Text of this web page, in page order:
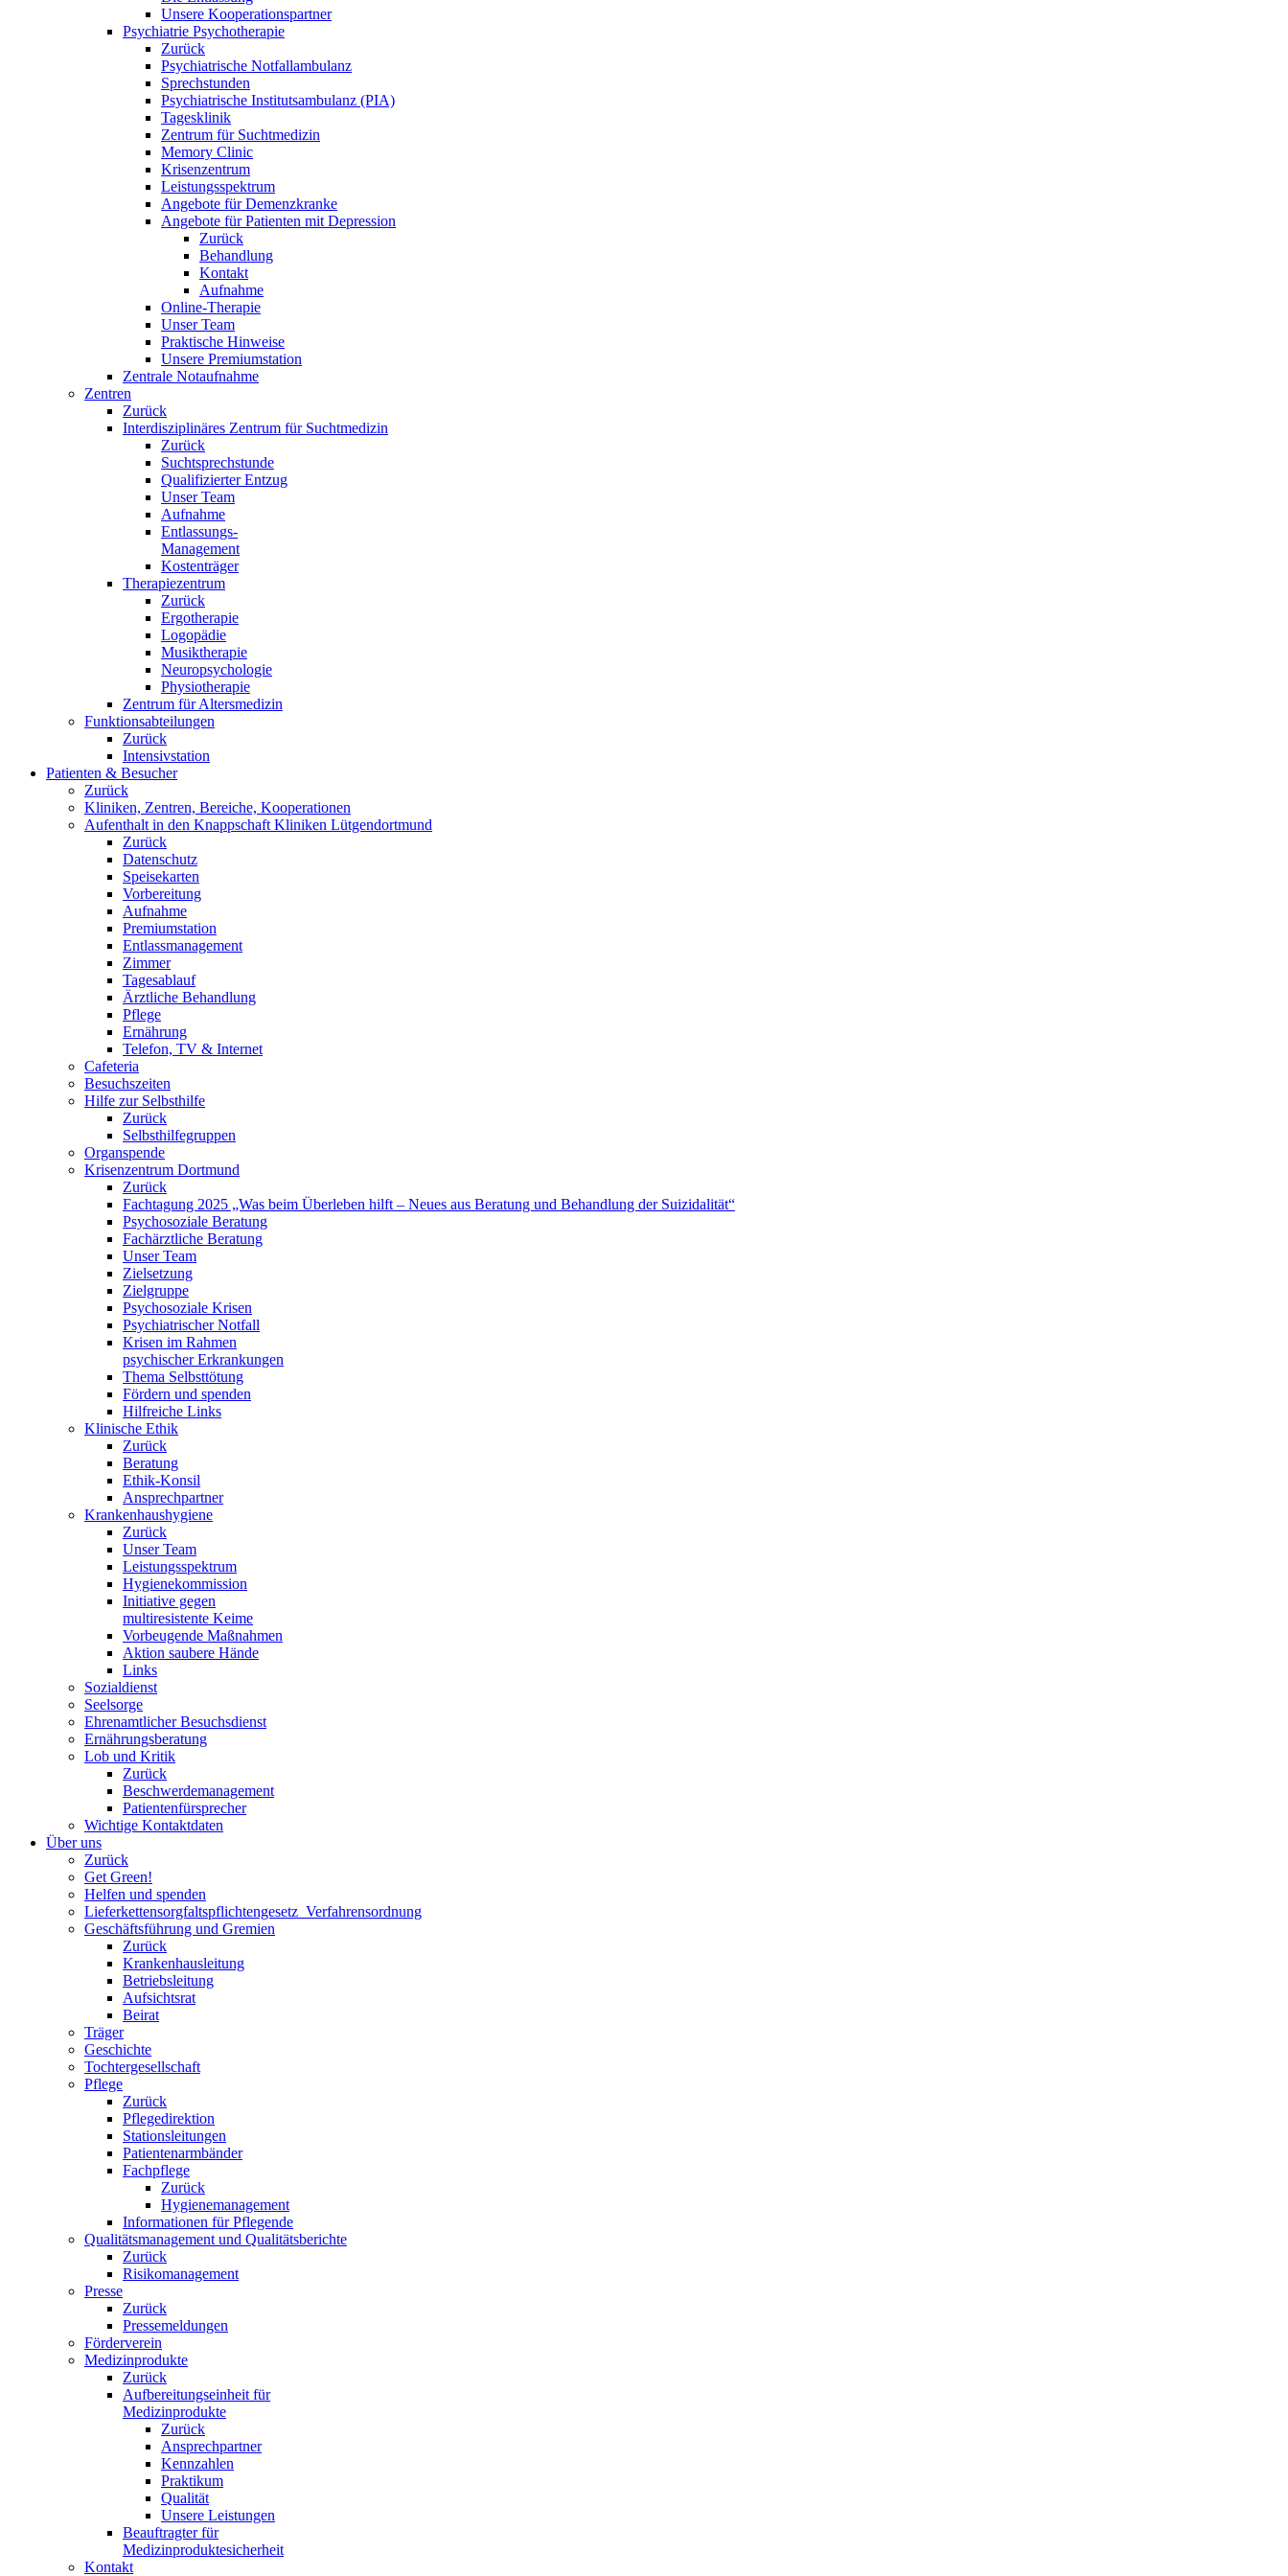
Unsere Kooperationspartner
Psychiatrie Psychotherapie
Zurück
Psychiatrische Notfallambulanz
Sprechstunden
Psychiatrische Institutsambulanz (PIA)
Tagesklinik
Zentrum für Suchtmedizin
Memory Clinic
Krisenzentrum
Leistungsspektrum
Angebote für Demenzkranke
Angebote für Patienten mit Depression
Zurück
Behandlung
Kontakt
Aufnahme
Online-Therapie
Unser Team
Praktische Hinweise
Unsere Premiumstation
Zentrale Notaufnahme
Zentren
Zurück
Interdisziplinäres Zentrum für Suchtmedizin
Zurück
Suchtsprechstunde
Qualifizierter Entzug
Unser Team
Aufnahme
Entlassungs-
Management
Kostenträger
Therapiezentrum
Zurück
Ergotherapie
Logopädie
Musiktherapie
Neuropsychologie
Physiotherapie
Zentrum für Altersmedizin
Funktionsabteilungen
Zurück
Intensivstation
Patienten & Besucher
Zurück
Kliniken, Zentren, Bereiche, Kooperationen
Aufenthalt in den Knappschaft Kliniken Lütgendortmund
Zurück
Datenschutz
Speisekarten
Vorbereitung
Aufnahme
Premiumstation
Entlassmanagement
Zimmer
Tagesablauf
Ärztliche Behandlung
Pflege
Ernährung
Telefon, TV & Internet
Cafeteria
Besuchszeiten
Hilfe zur Selbsthilfe
Zurück
Selbsthilfegruppen
Organspende
Krisenzentrum Dortmund
Zurück
Fachtagung 2025 „Was beim Überleben hilft – Neues aus Beratung und Behandlung der Suizidalität“
Psychosoziale Beratung
Fachärztliche Beratung
Unser Team
Zielsetzung
Zielgruppe
Psychosoziale Krisen
Psychiatrischer Notfall
Krisen im Rahmen
psychischer Erkrankungen
Thema Selbsttötung
Fördern und spenden
Hilfreiche Links
Klinische Ethik
Zurück
Beratung
Ethik-Konsil
Ansprechpartner
Krankenhaushygiene
Zurück
Unser Team
Leistungsspektrum
Hygienekommission
Initiative gegen
multiresistente Keime
Vorbeugende Maßnahmen
Aktion saubere Hände
Links
Sozialdienst
Seelsorge
Ehrenamtlicher Besuchsdienst
Ernährungsberatung
Lob und Kritik
Zurück
Beschwerdemanagement
Patientenfürsprecher
Wichtige Kontaktdaten
Über uns
Zurück
Get Green!
Helfen und spenden
Lieferkettensorgfaltspflichtengesetz_Verfahrensordnung
Geschäftsführung und Gremien
Zurück
Krankenhausleitung
Betriebsleitung
Aufsichtsrat
Beirat
Träger
Geschichte
Tochtergesellschaft
Pflege
Zurück
Pflegedirektion
Stationsleitungen
Patientenarmbänder
Fachpflege
Zurück
Hygienemanagement
Informationen für Pflegende
Qualitätsmanagement und Qualitätsberichte
Zurück
Risikomanagement
Presse
Zurück
Pressemeldungen
Förderverein
Medizinprodukte
Zurück
Aufbereitungseinheit für
Medizinprodukte
Zurück
Ansprechpartner
Kennzahlen
Praktikum
Qualität
Unsere Leistungen
Beauftragter für
Medizinproduktesicherheit
Kontakt